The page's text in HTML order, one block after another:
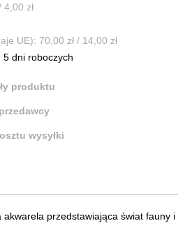
4,00 zł
UE): 70,00 zł / 14,00 zł
5 dni roboczych
produktu
wysyłki
akwarela przedstawiająca świat fauny i